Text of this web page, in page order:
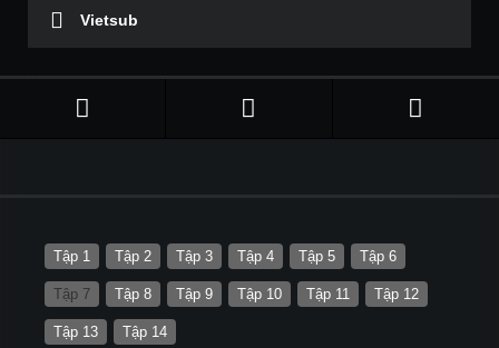
Vietsub
Tập 1 Tập 2 Tập 3 Tập 4 Tập 5 Tập 6
Tập 7 Tập 8 Tập 9 Tập 10 Tập 11 Tập 12
Tập 13 Tập 14